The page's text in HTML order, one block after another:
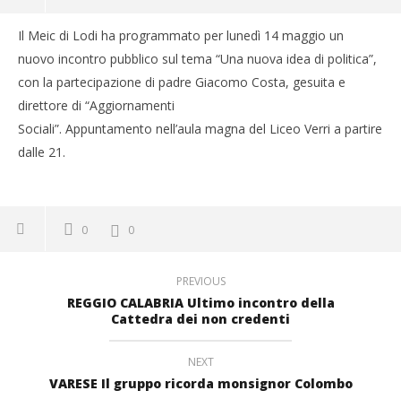
Il Meic di Lodi ha programmato per lunedì 14 maggio un
nuovo incontro pubblico sul tema “Una nuova idea di politica”,
con la partecipazione di padre Giacomo Costa, gesuita e
direttore di “Aggiornamenti
Sociali”. Appuntamento nell’aula magna del Liceo Verri a partire
dalle 21.
0 0
PREVIOUS
REGGIO CALABRIA Ultimo incontro della
Cattedra dei non credenti
NEXT
VARESE Il gruppo ricorda monsignor Colombo